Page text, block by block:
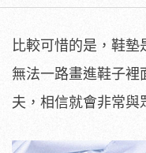
比較可惜的是，鞋
無法一路畫進鞋子裡
夫，相信就會非常與